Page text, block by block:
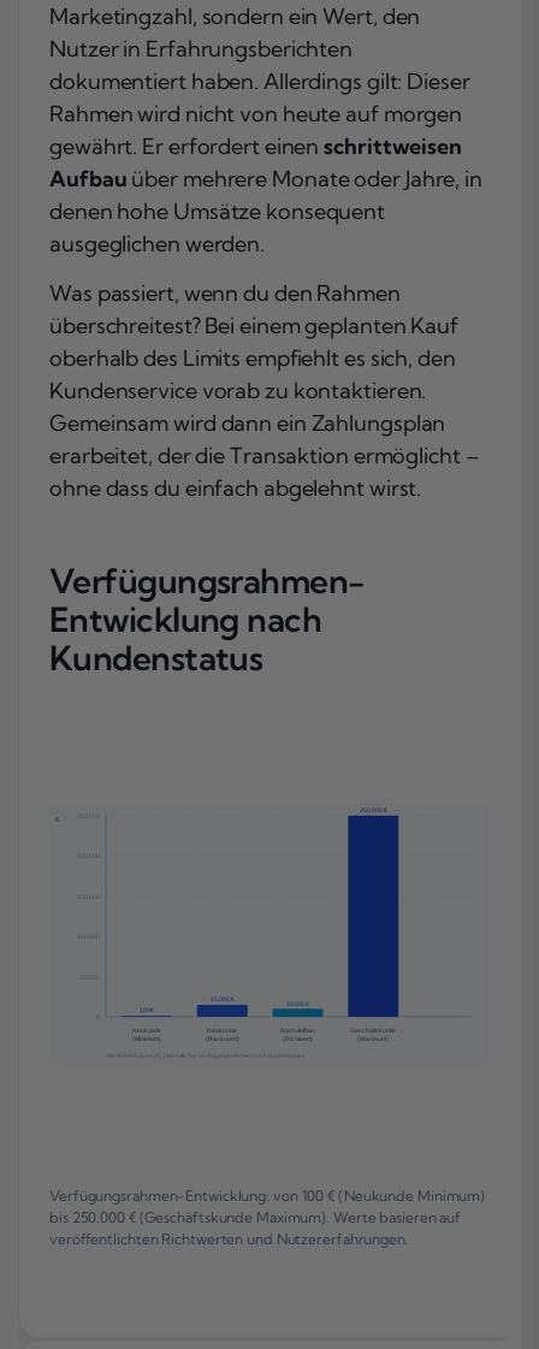
Marketingzahl, sondern ein Wert, den
Nutzer in Erfahrungsberichten
dokumentiert haben. Allerdings gilt: Dieser
Rahmen wird nicht von heute auf morgen
gewährt. Er erfordert einenschrittweisen
Aufbau über mehrere Monate oder Jahre, in
denen hohe Umsätze konsequent
ausgeglichen werden.
Was passiert, wenn du den Rahmen
überschreitest? Bei einem geplanten Kauf
oberhalb des Limits empfiehlt es sich, den
Kundenservice vorab zu kontaktieren.
Gemeinsam wird dann ein Zahlungsplan
erarbeitet, der die Transaktion ermöglicht –
ohne dass du einfach abgelehnt wirst.
Verfügungsrahmen-
Entwicklung nach
Kundenstatus
€
100 €
Neukunde
(Minimum)
15.000 €
Neukunde
(Praxiswert)
10.000 €
Nach Aufbau
(Richtwert)
250.000 €
Geschäftskunde
(Maximum)
Alle Werte in Euro (€) | Monatlicher Verfügungsrahmen nach Kundenstatus
Verfügungsrahmen-Entwicklung: von 100 € (Neukunde Minimum)
bis 250.000 € (Geschäftskunde Maximum). Werte basieren auf
veröffentlichten Richtwerten und Nutzererfahrungen.